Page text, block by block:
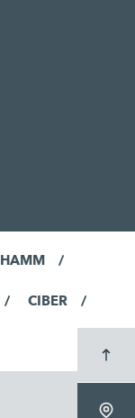
HAMM
CIBER